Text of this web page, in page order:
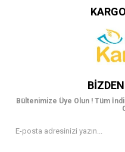
Bültenimize Üye Olun ! Tüm